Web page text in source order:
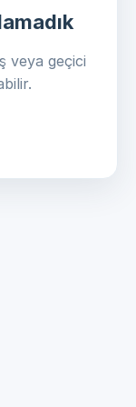
veya geçici